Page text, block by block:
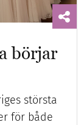
börjar
största
för både